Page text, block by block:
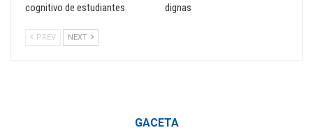
cognitivo de estudiantes
dignas
PREV NEXT
GACETA